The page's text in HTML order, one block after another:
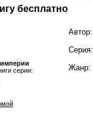
бесплатно
серии:
Автор:
Серия:
Жанр: